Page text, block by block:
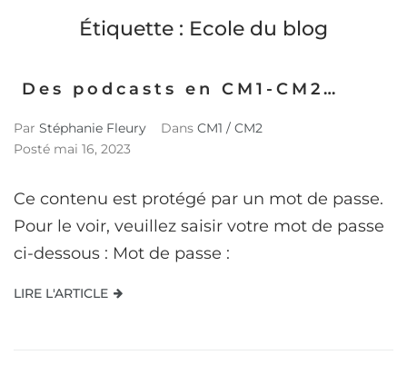
Étiquette : Ecole du blog
Des podcasts en CM1-CM2…
Par Stéphanie Fleury Dans CM1 / CM2
Posté mai 16, 2023
Ce contenu est protégé par un mot de passe.
Pour le voir, veuillez saisir votre mot de passe
ci-dessous : Mot de passe :
LIRE L'ARTICLE